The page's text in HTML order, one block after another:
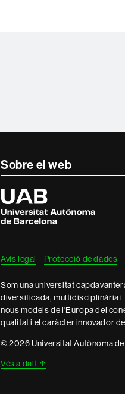
Sobre el web
Universitat
Autònoma
de
Barcelona
Avís legal Protecció de dades
Som una universitat
diversificada, multidisciplinària i
nous models de l'Europa del
qualitat i el caràcter innovador
© 2026 Universitat Autònoma
Vés a dalt ↑